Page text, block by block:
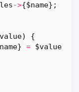
->{$name};
{
} = $value